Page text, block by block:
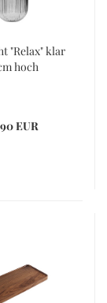
"Relax" klar
hoch
EUR